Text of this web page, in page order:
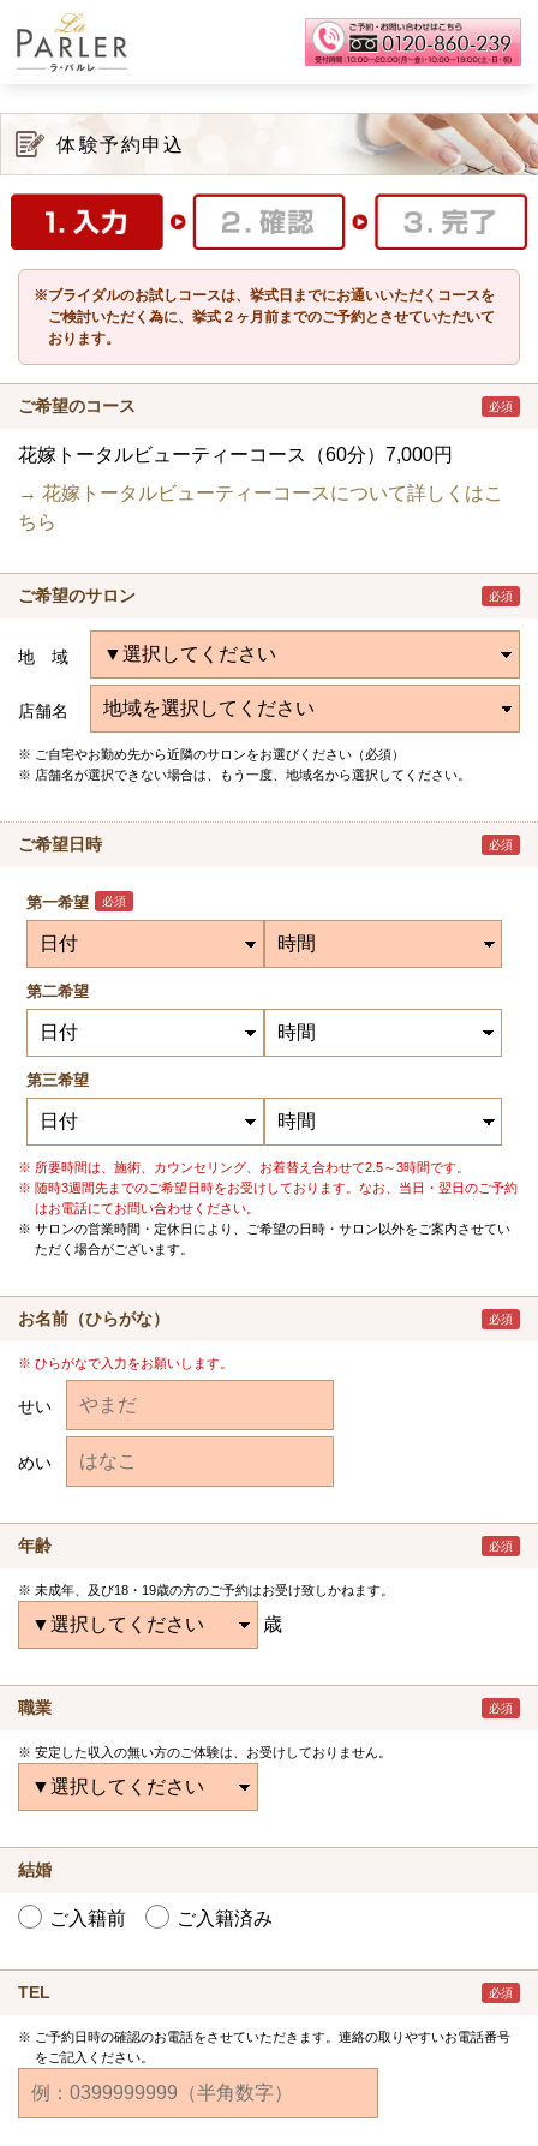
体験予約申込
※ブライダルのお試しコースは、挙式日までにお通いいただくコースを
ご検討いただく為に、挙式２ヶ月前までのご予約とさせていただいて
おります。
ご希望のコース 必須
花嫁トータルビューティーコース（60分）7,000円
→ 花嫁トータルビューティーコースについて詳しくはこ
ちら
ご希望のサロン 必須
地 域
店舗名
ご自宅やお勤め先から近隣のサロンをお選びください（必須）
店舗名が選択できない場合は、もう一度、地域名から選択してください。
ご希望日時 必須
第一希望 必須
第二希望
第三希望
所要時間は、施術、カウンセリング、お着替え合わせて2.5～3時間です。
随時3週間先までのご希望日時をお受けしております。なお、当日・翌日のご予約
はお電話にてお問い合わせください。
サロンの営業時間・定休日により、ご希望の日時・サロン以外をご案内させてい
ただく場合がございます。
お名前（ひらがな） 必須
ひらがなで入力をお願いします。
せい
めい
年齢 必須
未成年、及び18・19歳の方のご予約はお受け致しかねます。
歳
職業 必須
安定した収入の無い方のご体験は、お受けしておりません。
結婚
ご入籍前 ご入籍済み
TEL 必須
ご予約日時の確認のお電話をさせていただきます。連絡の取りやすいお電話番号
をご記入ください。